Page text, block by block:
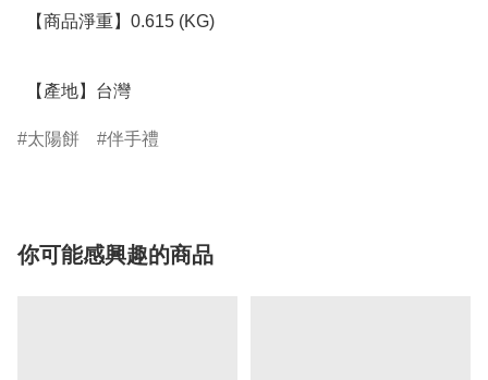
  【產地】台灣
太陽餅 伴手禮
你可能感興趣的商品